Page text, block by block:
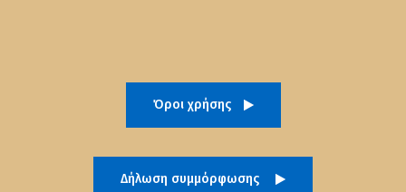
Όροι χρήσης
Δήλωση συμμόρφωσης